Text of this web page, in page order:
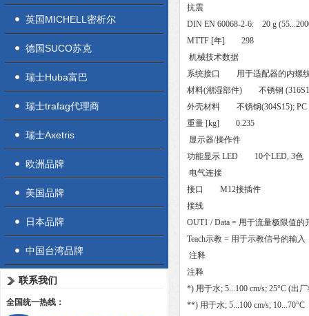
英国MICHELL密析尔
德国SUCO苏克
瑞士Huba富巴
瑞士trafag代理商
瑞士Axetris
欧洲品牌
美国品牌
日本品牌
中国台湾品牌
联系我们
全国统一热线：
抗震
DIN EN 60068-2-6: 20 g
MTTF [年] 298
机械技术数据
系统接口 用于适配器的内螺纹
材料(潮湿部件) 不锈钢
外壳材料 不锈钢(304S15); PC
重量 [kg] 0.235
显示器/操作件
功能显示 LED 10个LED, 3色
电气连接
接口 M12接插件
接线
OUT1 / Data = 用于流量极限值
Teach示教 = 用于示教信号的输入
注释
注释
*) 用于水; 5...100 cm/s; 25°C (出
**) 用于水; 5...100 cm/s; 10...70°C